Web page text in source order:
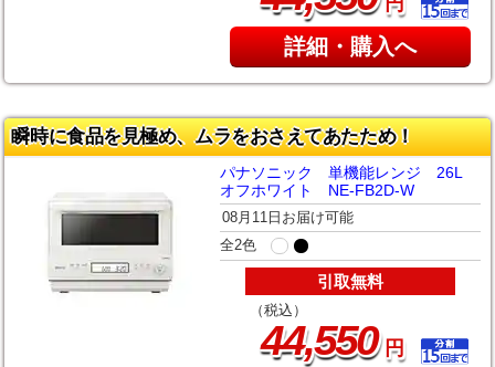
詳細・購入へ
瞬時に食品を見極め、ムラをおさえてあたため！
パナソニック 単機能レンジ 26L
オフホワイト NE-FB2D-W
08月11日お届け可能
全2色
引取無料
（税込）
44,550円